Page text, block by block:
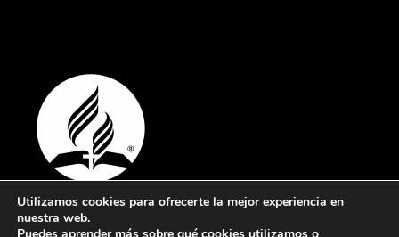
© 2026 Revista Adventista de España. UICASDE. Derechos
Utilizamos cookies para ofrecerte la mejor experiencia en
nuestra web.